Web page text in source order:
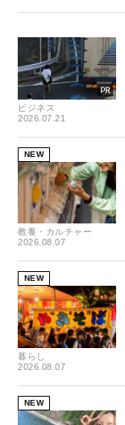
ビジネス
2026.07.21
NEW
教養・カルチャー
2026.08.07
NEW
暮らし
2026.08.07
NEW